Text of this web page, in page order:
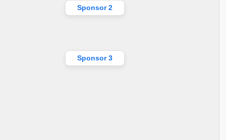
Sponsor 2
Sponsor 3